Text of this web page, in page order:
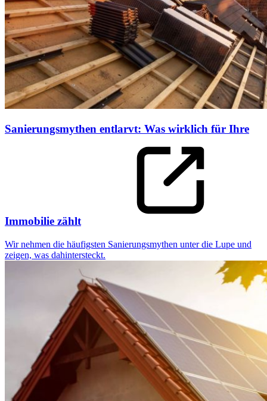
Sanierungsmythen entlarvt: Was wirklich für Ihre
Immobilie zählt
Wir nehmen die häufigsten Sanierungsmythen unter die Lupe und
zeigen, was dahintersteckt.